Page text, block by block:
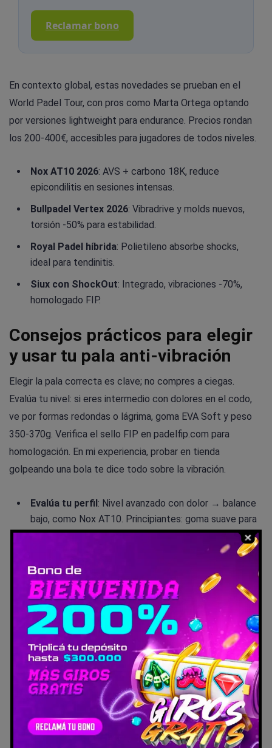
Reclamar bono
En contexto global, estas novedades se prueban en el
World Padel Tour, con pros como Marta Ortega optando
por versiones lightweight para endurance. Precios rondan
los 200-400€, accesibles para jugadores de todos niveles.
Nox AT10 2026: AVS + carbono 18K, reduce
epicondilitis en sesiones intensas.
Bullpadel Vertex 2026: Vibradrive y molds nuevos,
torsión -50% para estabilidad.
Royal Padel híbrida: Polietileno absorbe shocks,
ideal para tendinitis.
Siux con ShockOut: Integrado, vibraciones -70%,
homologado FIP.
Consejos prácticos para elegir
y usar tu pala anti-vibración
Elegir la pala correcta es clave; no compres a ciegas.
Evalúa tu nivel: si eres intermedio con dolores en el codo,
ve por formas redondas o lágrima, goma EVA Soft y peso
350-370g. Verifica el sello FIP en padelfip.com para
homologación. En mi experiencia, probar en tienda
golpeando una bola te dice todo sobre la vibración.
Evalúa tu perfil: Nivel avanzado con dolor → balance
bajo, como Nox AT10. Principiantes: goma suave para
absorción total.
: Limpia
agujeros, inserta 2-4 en empuñadura (cara ambas
lados), 1 min de proceso. Reduce vibra 70-80%.
Personaliza : Añade Hesacore grip o overgrip grueso;
ajusta peso para balance. Evita >380g si
articulaciones sensibles.
Mantenimiento: Limpia semanal, cambia antivib cada
6 meses. Almacena sin sol directo para preservar
materiales.
Prueba en pista : 2-3 sesiones; si vibra >10%, ajusta
posición o técnica. Combina con estiramientos para